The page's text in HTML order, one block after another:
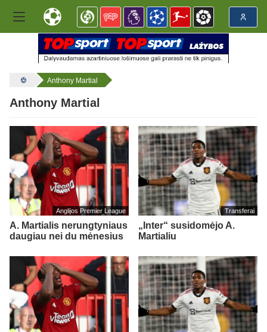
Anthony Martial
Anthony Martial
Anglijos Premier League
A. Martialis nerungtyniaus
daugiau nei du mėnesius
Transferai
„Inter“ susidomėjo A.
Martialiu